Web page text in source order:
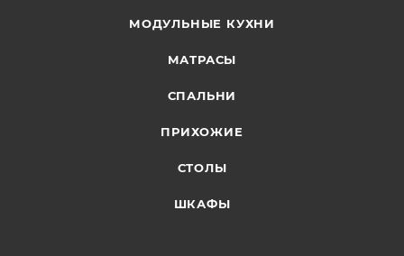
МОДУЛЬНЫЕ КУХНИ
МАТРАСЫ
СПАЛЬНИ
ПРИХОЖИЕ
СТОЛЫ
ШКАФЫ